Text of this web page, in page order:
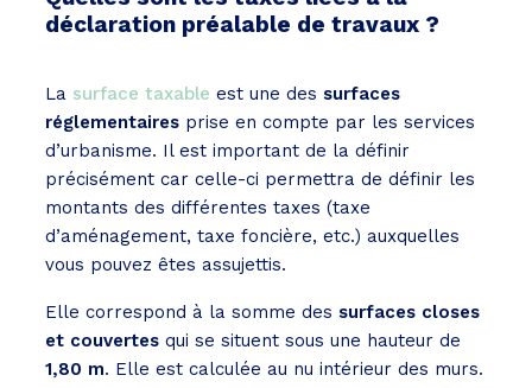
déclaration préalable de travaux ?
La surface taxable est une des surfaces
réglementaires prise en compte par les services
d’urbanisme. Il est important de la définir
précisément car celle-ci permettra de définir les
montants des différentes taxes (taxe
d’aménagement, taxe foncière, etc.) auxquelles
vous pouvez êtes assujettis.
Elle correspond à la somme des surfaces closes
et couvertes qui se situent sous une hauteur de
1,80 m. Elle est calculée au nu intérieur des murs.